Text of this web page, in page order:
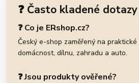
❓ Často kladené dotazy
❓ Co je ERshop.cz?
Český e-shop zaměřený na
domácnost, dílnu, zahradu a auto.
❓ Jsou produkty ověřené?